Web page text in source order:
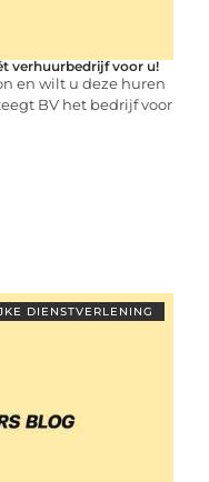
verhuurbedrijf voor u!
en wilt u deze huren
BV het bedrijf voor
DIENSTVERLENING